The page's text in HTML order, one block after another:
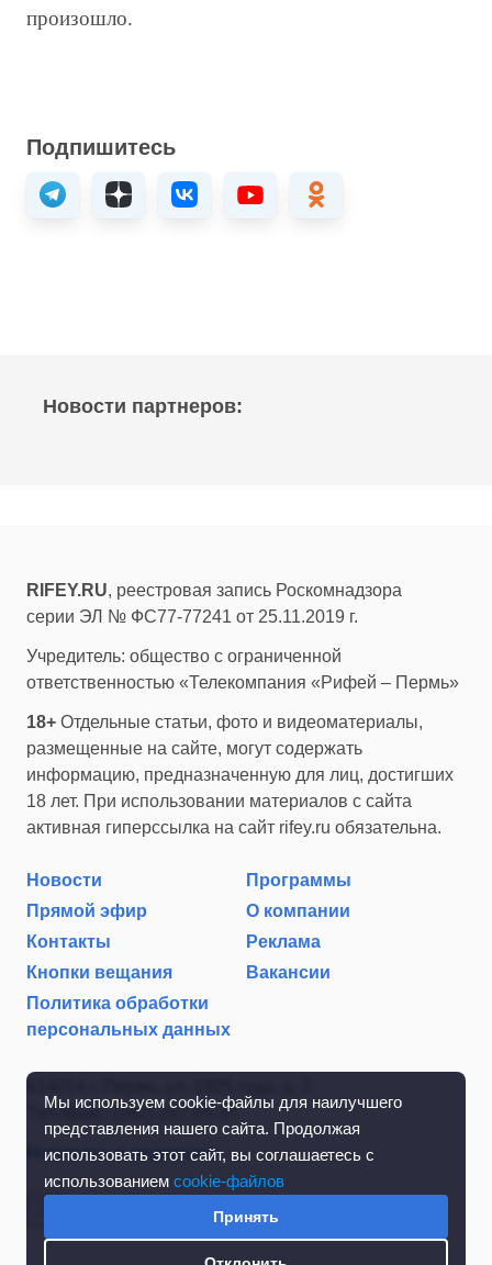
произошло.
Подпишитесь
Мы используем cookie-файлы для наилучшего
представления нашего сайта. Продолжая
использовать этот сайт, вы соглашаетесь с
использованием cookie-файлов
Принять
Новости партнеров:
RIFEY.RU, реестровая запись Роскомнадзора
серии ЭЛ № ФС77-77241 от 25.11.2019 г.
Учредитель: общество с ограниченной
ответственностью «Телекомпания «Рифей – Пермь»
18+ Отдельные статьи, фото и видеоматериалы,
размещенные на сайте, могут содержать
информацию, предназначенную для лиц, достигших
18 лет. При использовании материалов с сайта
активная гиперссылка на сайт rifey.ru обязательна.
Новости
Программы
Прямой эфир
О компании
Контакты
Реклама
Кнопки вещания
Вакансии
Политика обработки
персональных данных
Тел./факс: (342) 267-85-35
Написать в редакцию